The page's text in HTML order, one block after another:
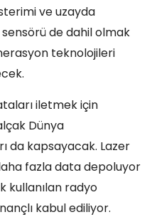
ve uzayda
de dahil olmak
teknolojileri
iletmek için
Dünya
da kapsayacak. Lazer
fazla data depoluyor
kullanılan radyo
kabul ediliyor.